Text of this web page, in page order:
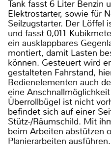
Tank fasst 6 Liter Benzin
Elektrostarter, sowie für
Seilzugstarter. Der Löffel
und fasst 0,011
ein ausklappbares
montiert, damit Lasten
können. Gesteuert wird
gestalteten Fahrstand,
Bedienelementen auch
eine
Überrollbügel ist nicht
befindet sich auf einer
Stütz-/Räumschild. Mit
beim Arbeiten abstützen
Planierarbeiten ausführen.